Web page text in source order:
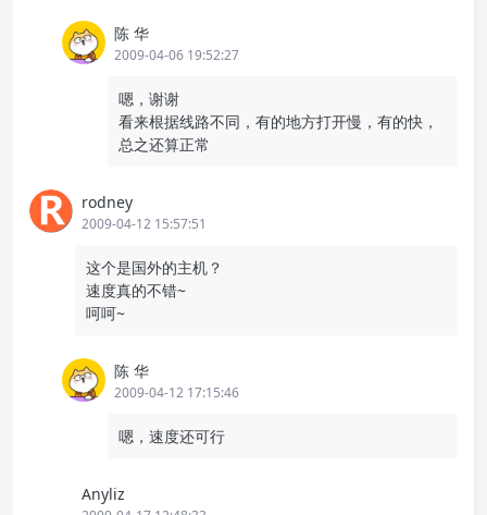
陈 华
2009-04-06 19:52:27
嗯，谢谢
看来根据线路不同，有的地方打开慢，有的快，
总之还算正常
rodney
2009-04-12 15:57:51
这个是国外的主机？
速度真的不错~
呵呵~
陈 华
2009-04-12 17:15:46
嗯，速度还可行
Anyliz